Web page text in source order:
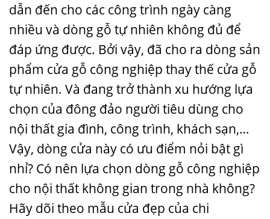
dẫn đến cho các công trình ngày càng
nhiều và dòng gỗ tự nhiên không đủ để
đáp ứng được. Bởi vậy, đã cho ra dòng sản
phẩm cửa gỗ công nghiệp thay thế cửa gỗ
tự nhiên. Và đang trở thành xu hướng lựa
chọn của đông đảo người tiêu dùng cho
nội thất gia đình, công trình, khách sạn,…
Vậy, dòng cửa này có ưu điểm nỏi bật gì
nhỉ? Có nên lựa chọn dòng gỗ công nghiệp
cho nội thất không gian trong nhà không?
Hãy dõi theo mẫu cửa đẹp của chi